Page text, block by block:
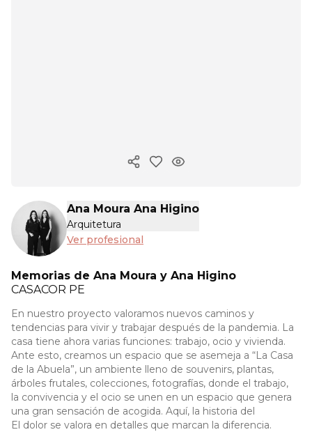
Copiar enlace
Ana Moura Ana Higino
Arquitetura
Ver profesional
Memorias de Ana Moura y Ana Higino
CASACOR PE
En nuestro proyecto valoramos nuevos caminos y
tendencias para vivir y trabajar después de la pandemia. La
casa tiene ahora varias funciones: trabajo, ocio y vivienda.
Ante esto, creamos un espacio que se asemeja a “La Casa
de la Abuela”, un ambiente lleno de souvenirs, plantas,
árboles frutales, colecciones, fotografías, donde el trabajo,
la convivencia y el ocio se unen en un espacio que genera
una gran sensación de acogida. Aquí, la historia del
El dolor se valora en detalles que marcan la diferencia.